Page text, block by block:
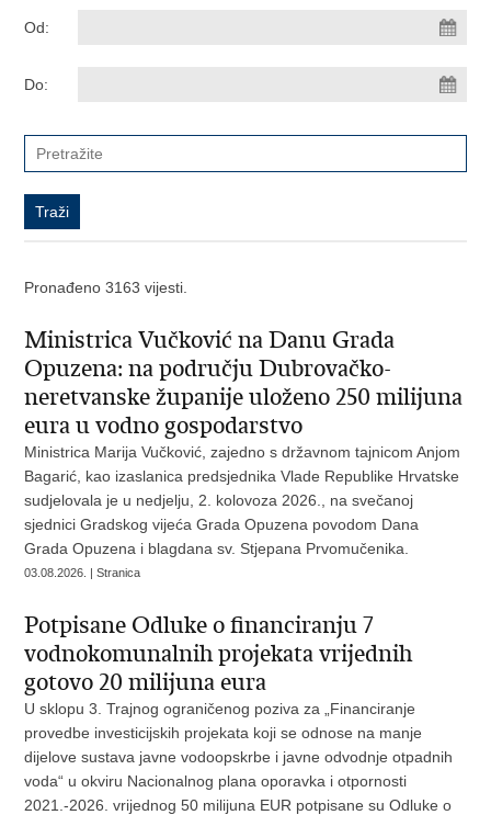
Od:
Do:
Pronađeno 3163 vijesti.
Ministrica Vučković na Danu Grada
Opuzena: na području Dubrovačko-
neretvanske županije uloženo 250 milijuna
eura u vodno gospodarstvo
Ministrica Marija Vučković, zajedno s državnom tajnicom Anjom
Bagarić, kao izaslanica predsjednika Vlade Republike Hrvatske
sudjelovala je u nedjelju, 2. kolovoza 2026., na svečanoj
sjednici Gradskog vijeća Grada Opuzena povodom Dana
Grada Opuzena i blagdana sv. Stjepana Prvomučenika.
03.08.2026. | Stranica
Potpisane Odluke o financiranju 7
vodnokomunalnih projekata vrijednih
gotovo 20 milijuna eura
U sklopu 3. Trajnog ograničenog poziva za „Financiranje
provedbe investicijskih projekata koji se odnose na manje
dijelove sustava javne vodoopskrbe i javne odvodnje otpadnih
voda“ u okviru Nacionalnog plana oporavka i otpornosti
2021.-2026. vrijednog 50 milijuna EUR potpisane su Odluke o